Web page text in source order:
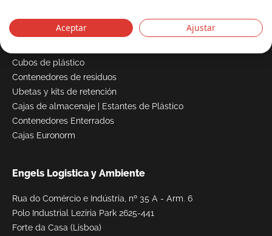
Cubos de plástico
Contenedores de residuos
Ubetas y kits de retención
Cajas de almacenaje
Estantes de Plástico
Contenedores Enterrados
Cajas Euronorm
Engels Logistica y Ambiente
Rua do Comércio e Indústria, nº 35 A - Arm. 6
Polo Industrial Lezíria Park 2625-441
Forte da Casa (Lisboa)
Aceptar Ajustar